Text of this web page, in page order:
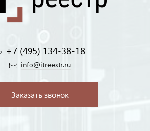
+7 (495) 134-38-18‬
info@itreestr.ru
Заказать звонок